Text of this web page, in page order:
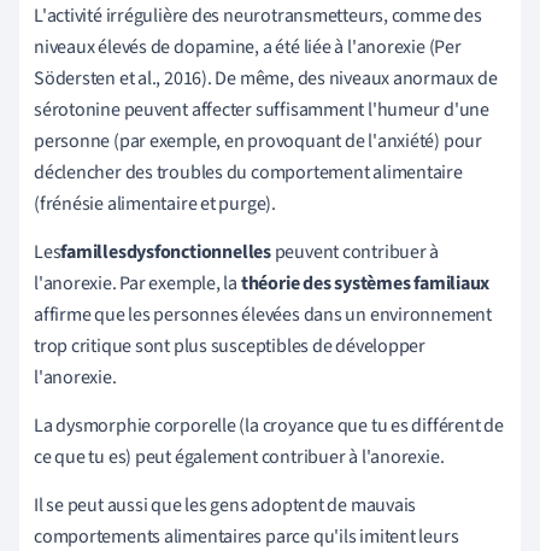
L'activité irrégulière des neurotransmetteurs, comme des
niveaux élevés de dopamine, a été liée à l'anorexie (Per
Södersten et al., 2016). De même, des niveaux anormaux de
sérotonine peuvent affecter suffisamment l'humeur d'une
personne (par exemple, en provoquant de l'anxiété) pour
déclencher des troubles du comportement alimentaire
(frénésie alimentaire et purge).
Lesfamillesdysfonctionnellespeuvent contribuer à
l'anorexie. Par exemple, lathéorie des systèmes familiaux
affirme que les personnes élevées dans un environnement
trop critique sont plus susceptibles de développer
l'anorexie.
La dysmorphie corporelle (la croyance que tu es différent de
ce que tu es) peut également contribuer à l'anorexie.
Il se peut aussi que les gens adoptent de mauvais
comportements alimentaires parce qu'ils imitent leurs